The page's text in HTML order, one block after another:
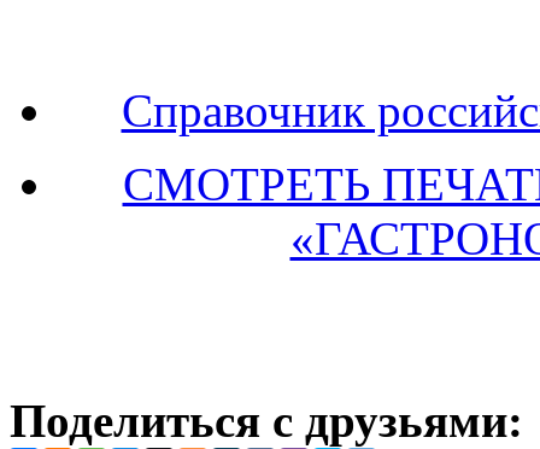
Справочник
СМОТРЕТЬ
Поделиться с друзьями: